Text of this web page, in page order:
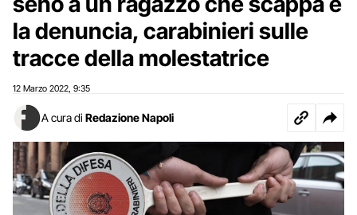
la denuncia, carabinieri sulle
tracce della molestatrice
12 Marzo 2022 9:35
A cura di Redazione Napoli